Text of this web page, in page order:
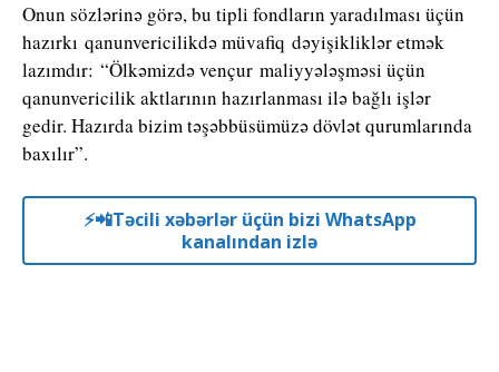
Onun sözlərinə görə, bu tipli fondların yaradılması üçün
hazırkı qanunvericilikdə müvafiq dəyişikliklər etmək
lazımdır: “Ölkəmizdə vençur maliyyələşməsi üçün
qanunvericilik aktlarının hazırlanması ilə bağlı işlər
gedir. Hazırda bizim təşəbbüsümüzə dövlət qurumlarında
baxılır”.
⚡️📲Təcili xəbərlər üçün bizi WhatsApp
kanalından izlə